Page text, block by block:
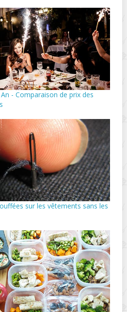
- Comparaison de prix des
sur les vêtements sans les